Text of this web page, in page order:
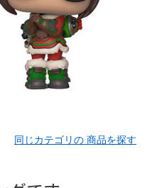
同じカテゴリの 商品を探す